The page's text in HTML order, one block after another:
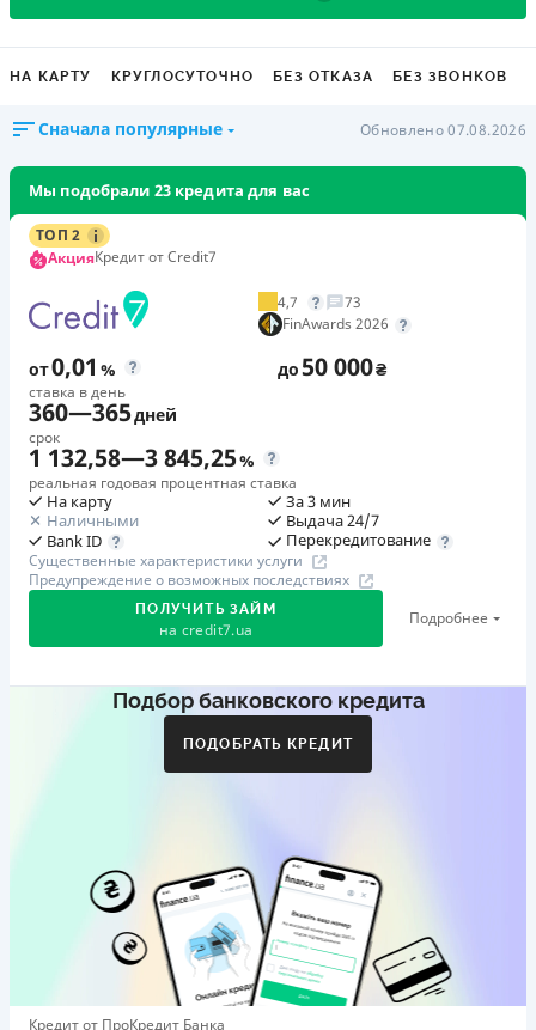
НА КАРТУ КРУГЛОСУТОЧНО БЕЗ ОТКАЗА БЕЗ ЗВОНКОВ
Сначала популярные Обновлено 07.08.2026
Мы подобрали 23 кредита для вас
ТОП 2
АкцияКредит от Credit7
4,7
73
FinAwards 2026
от0,01 %
ставка в день
до50 000₴
360—365дней
срок
1 132,58—3 845,25%
реальная годовая процентная ставка
На карту
Наличными
Bank ID
За 3 мин
Выдача 24/7
Перекредитование
Существенные характеристики услуги
Предупреждение о возможных последствиях
ПОЛУЧИТЬ ЗАЙМ
на credit7.ua
Подробнее
Акция: «Кешбэк за друга»
друг регистрируется и получает первый кредит (от
Бронзовый призер FinAwards 2026 «Лучшая программа
лояльности»
Первый займ
от 0,01%/день до 30 000 ₴
Повторный займ
Подбор банковского кредита
ПОДОБРАТЬ КРЕДИТ
Кредит от ПроКредит Банка